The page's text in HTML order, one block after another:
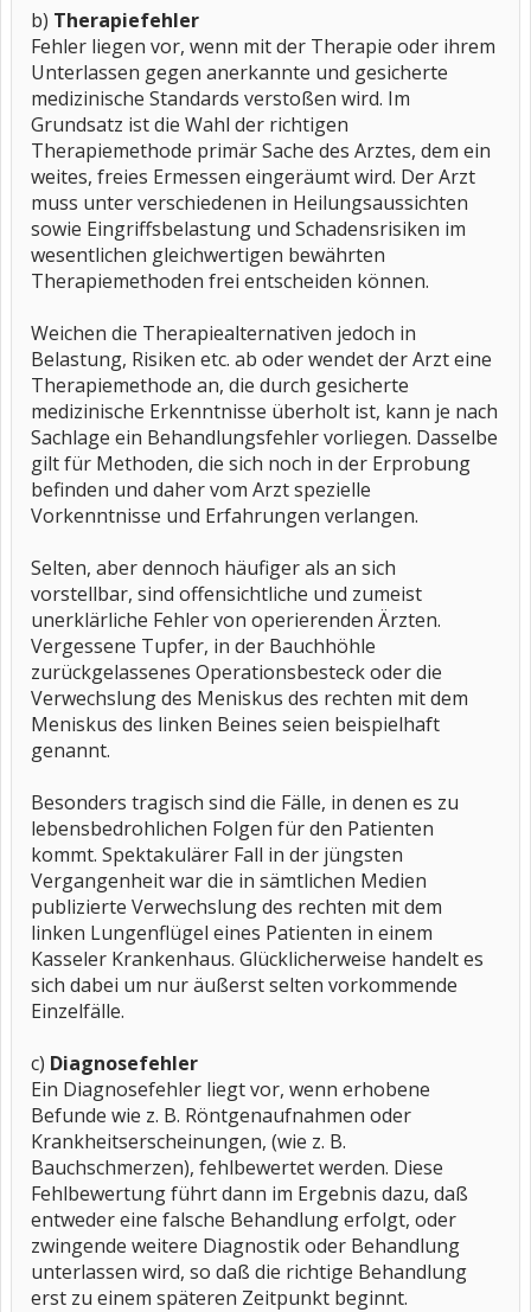
b) Therapiefehler
Fehler liegen vor, wenn mit der Therapie oder ihrem
Unterlassen gegen anerkannte und gesicherte
medizinische Standards verstoßen wird. Im
Grundsatz ist die Wahl der richtigen
Therapiemethode primär Sache des Arztes, dem ein
weites, freies Ermessen eingeräumt wird. Der Arzt
muss unter verschiedenen in Heilungsaussichten
sowie Eingriffsbelastung und Schadensrisiken im
wesentlichen gleichwertigen bewährten
Therapiemethoden frei entscheiden können.
Weichen die Therapiealternativen jedoch in
Belastung, Risiken etc. ab oder wendet der Arzt eine
Therapiemethode an, die durch gesicherte
medizinische Erkenntnisse überholt ist, kann je nach
Sachlage ein Behandlungsfehler vorliegen. Dasselbe
gilt für Methoden, die sich noch in der Erprobung
befinden und daher vom Arzt spezielle
Vorkenntnisse und Erfahrungen verlangen.
Selten, aber dennoch häufiger als an sich
vorstellbar, sind offensichtliche und zumeist
unerklärliche Fehler von operierenden Ärzten.
Vergessene Tupfer, in der Bauchhöhle
zurückgelassenes Operationsbesteck oder die
Verwechslung des Meniskus des rechten mit dem
Meniskus des linken Beines seien beispielhaft
genannt.
Besonders tragisch sind die Fälle, in denen es zu
lebensbedrohlichen Folgen für den Patienten
kommt. Spektakulärer Fall in der jüngsten
Vergangenheit war die in sämtlichen Medien
publizierte Verwechslung des rechten mit dem
linken Lungenflügel eines Patienten in einem
Kasseler Krankenhaus. Glücklicherweise handelt es
sich dabei um nur äußerst selten vorkommende
Einzelfälle.
c) Diagnosefehler
Ein Diagnosefehler liegt vor, wenn erhobene
Befunde wie z. B. Röntgenaufnahmen oder
Krankheitserscheinungen, (wie z. B.
Bauchschmerzen), fehlbewertet werden. Diese
Fehlbewertung führt dann im Ergebnis dazu, daß
entweder eine falsche Behandlung erfolgt, oder
zwingende weitere Diagnostik oder Behandlung
unterlassen wird, so daß die richtige Behandlung
erst zu einem späteren Zeitpunkt beginnt.